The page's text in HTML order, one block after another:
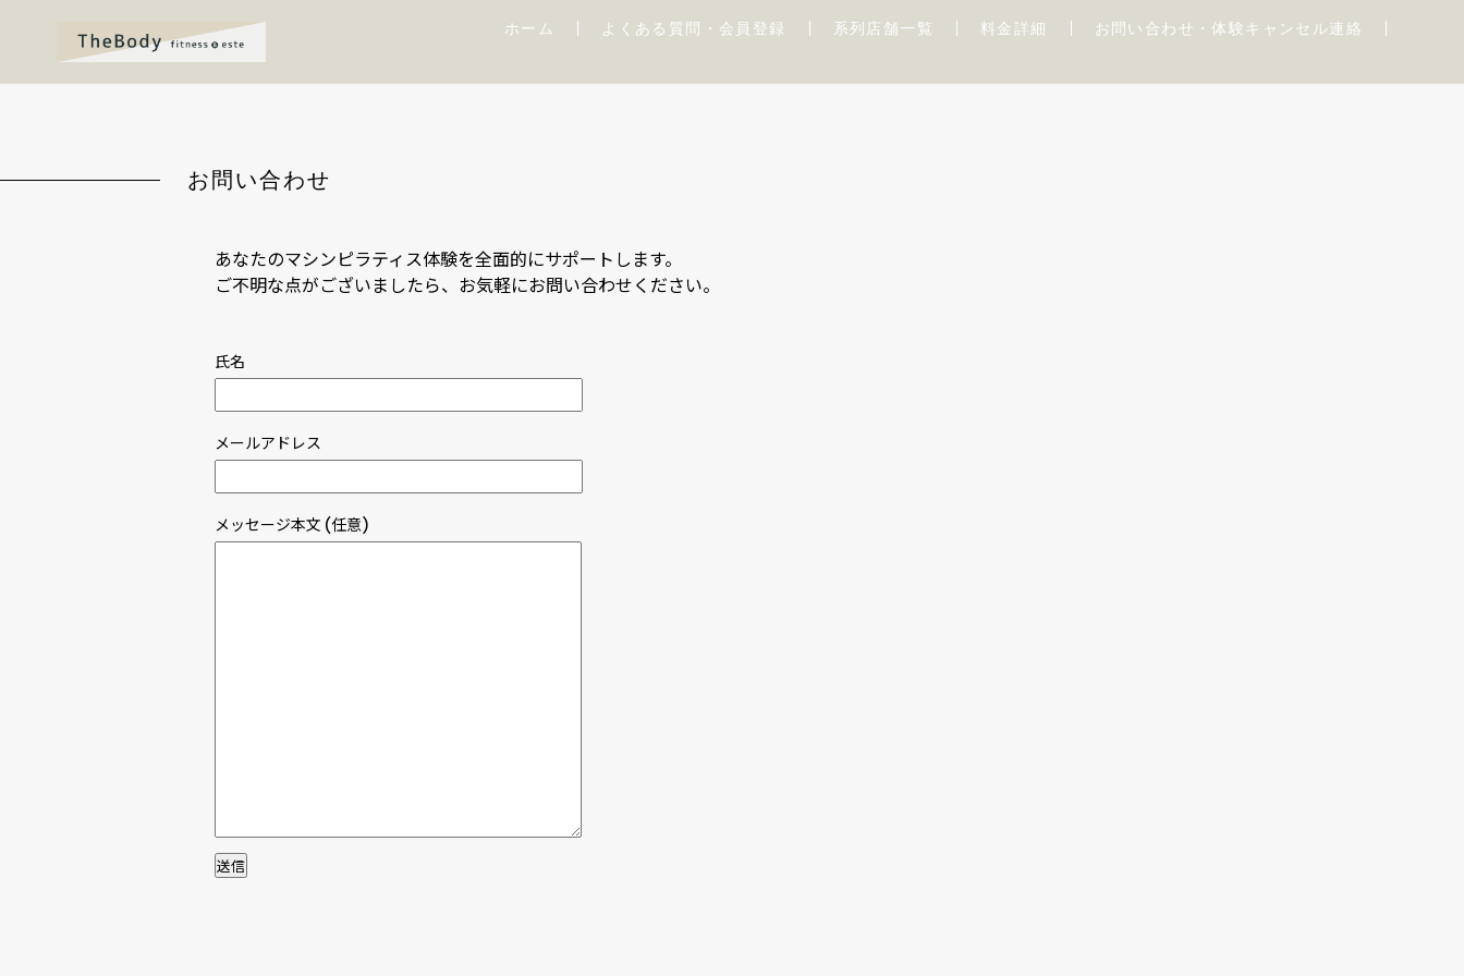
ホーム よくある質問・会員登録 系列店舗一覧 料金詳細 お問い合わせ・体験キャンセル連絡
お問い合わせ
あなたのマシンピラティス体験を全面的にサポートします。
ご不明な点がございましたら、お気軽にお問い合わせください。
氏名
メールアドレス
メッセージ本文 (任意)